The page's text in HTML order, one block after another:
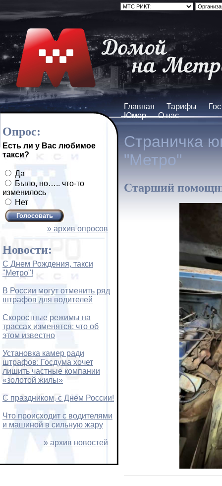
Главная Тарифы
Юмор
О нас
Опрос:
Есть ли у Вас любимое
такси?
Да
Было, но….. что-то
изменилось
Нет
» архив опросов
Новости:
С Днем Рождения, такси
"Метро"!
В России могут отменить ряд
штрафов для водителей
Скоростные режимы на
трассах изменятся: что об
этом известно
Установка камер ради
штрафов: Госдума хочет
лишить частные компании
«золотой жилы»
С праздником, с Днем России!
Что происходит с водителями
и машиной в сильную жару
» архив новостей
Страничка
"Метро"
Старший